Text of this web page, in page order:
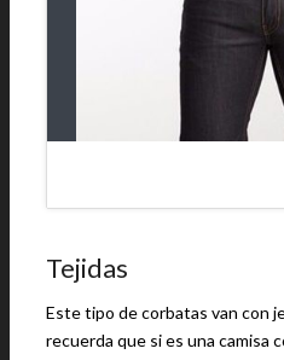
Tejidas
Este tipo de corbatas van con
recuerda que si es una camisa